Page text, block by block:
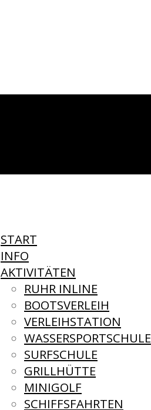
START
INFO
AKTIVITÄTEN
RUHR INLINE
BOOTSVERLEIH
VERLEIHSTATION
WASSERSPORTSCHULE
SURFSCHULE
GRILLHÜTTE
MINIGOLF
SCHIFFSFAHRTEN